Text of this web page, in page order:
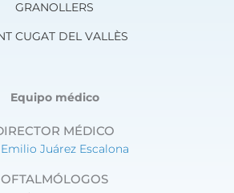
GRANOLLERS
CUGAT DEL VALLÈS
Equipo médico
MÉDICO
Juárez Escalona
OFTALMÓLOGOS